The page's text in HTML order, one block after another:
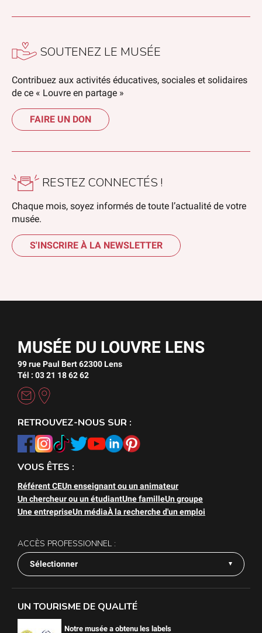
SOUTENEZ LE MUSÉE
Contribuez aux activités éducatives, sociales et solidaires
de ce « Louvre en partage »
FAIRE UN DON
RESTEZ CONNECTÉS !
Chaque mois, soyez informés de toute l’actualité de votre
musée.
S'INSCRIRE À LA NEWSLETTER
MUSÉE DU LOUVRE LENS
99 rue Paul Bert 62300 Lens
Tél : 03 21 18 62 62
RETROUVEZ-NOUS SUR :
VOUS ÊTES :
Référent CEUn enseignant ou un animateur
Un chercheur ou un étudiantUne familleUn groupe
Une entrepriseUn médiaÀ la recherche d'un emploi
ACCÈS PROFESSIONNEL :
Sélectionner
UN TOURISME DE QUALITÉ
Notre musée a obtenu les labels